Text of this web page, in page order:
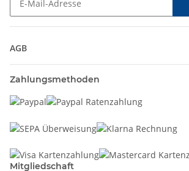
AGB
Zahlungsmethoden
Mitgliedschaft